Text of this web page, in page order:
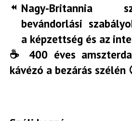
Nagy-Britannia
bevándorlási
a képzettség és az
☕ 400 éves
kávézó a bezárás szélén